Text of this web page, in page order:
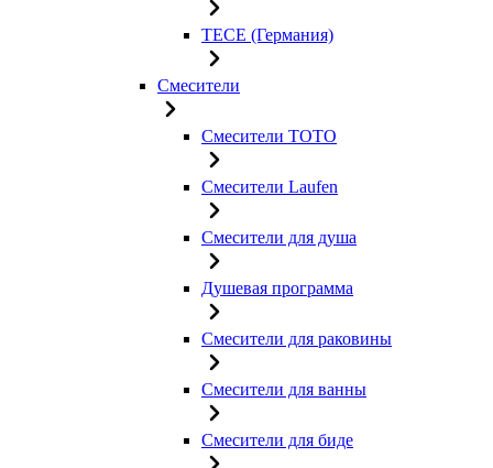
TECE (Германия)
Смесители
Смесители TOTO
Смесители Laufen
Смесители для душа
Душевая программа
Смесители для раковины
Смесители для ванны
Смесители для биде